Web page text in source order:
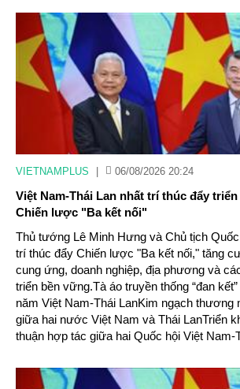
VIETNAMPLUS 06/08/2026 20:24
Việt Nam-Thái Lan nhất trí thúc đẩy
Chiến lược "Ba kết nối"
Thủ tướng Lê Minh Hưng và Chủ tịch
trí thúc đẩy Chiến lược "Ba kết nối," tăng
cung ứng, doanh nghiệp, địa phương và
triển bền vững.Tà áo truyền thống “đan
năm Việt Nam-Thái LanKim ngạch thương
giữa hai nước Việt Nam và Thái LanTriển
thuận hợp tác giữa hai Quốc hội Việt Nam-